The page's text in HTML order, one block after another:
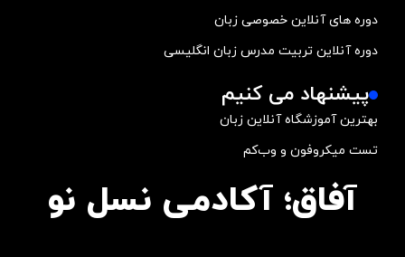
دوره های آنلاین خصوصی زبان
دوره آنلاین تربیت مدرس زبان انگلیسی
پیشنهاد می کنیم
بهترین آموزشگاه آنلاین زبان
تست میکروفون و وب‌کم
آفاق؛ آکادمی نسل نو